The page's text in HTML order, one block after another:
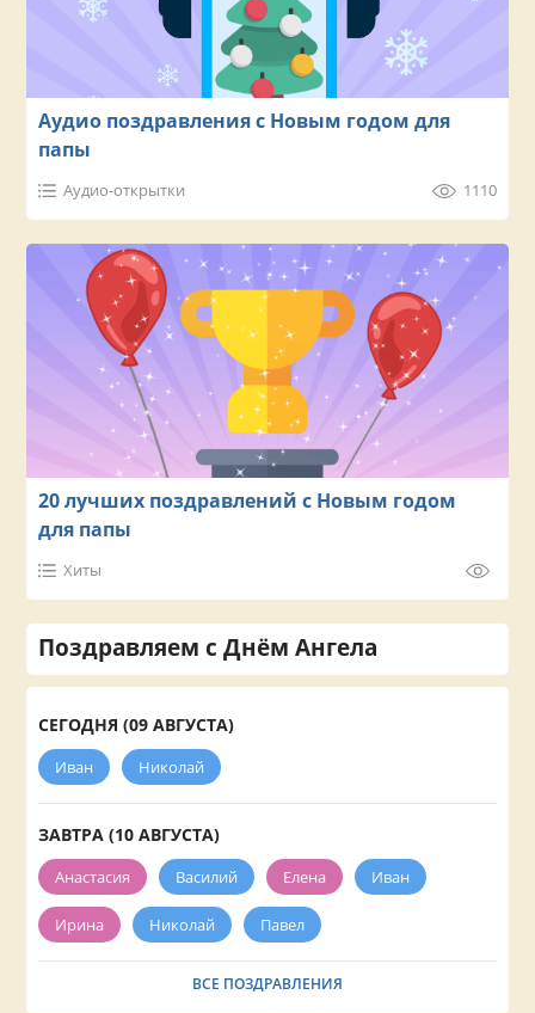
Аудио поздравления с Новым годом для
папы
Аудио-открытки 1110
20 лучших поздравлений с Новым годом
для папы
Хиты
Поздравляем с Днём Ангела
СЕГОДНЯ (09 АВГУСТА)
Иван Николай
ЗАВТРА (10 АВГУСТА)
Анастасия Василий Елена Иван
Ирина Николай Павел
ВСЕ ПОЗДРАВЛЕНИЯ